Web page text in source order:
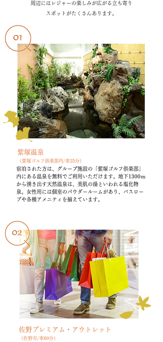
周辺にはレジャーの楽しみが広がる立ち寄り
スポットがたくさんあります。
紫塚温泉
（紫塚ゴルフ俱楽部内/車25分）
宿泊された方は、グループ施設の「紫塚ゴルフ倶楽部」
内にある温泉を無料でご利用いただけます。地下1300ｍ
から湧き出す天然温泉は、美肌の湯といわれる塩化物
泉。女性用には個室のパウダールームがあり、バスロー
ブや各種アメニティを揃えています。
佐野プレミアム・アウトレット
（佐野市/車60分）